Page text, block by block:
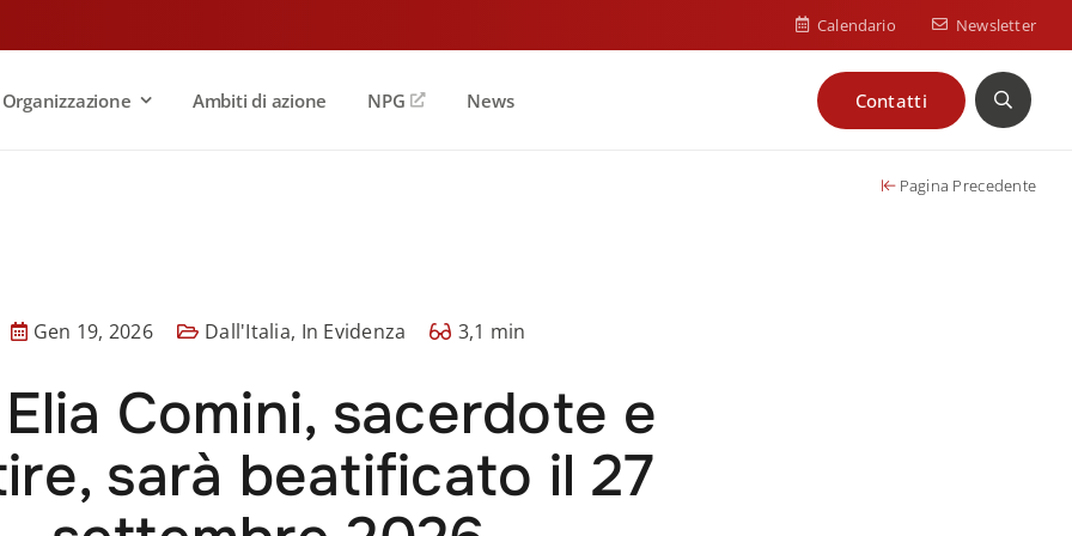
Calendario Newsletter
Organizzazione Ambiti di azione NPG News Contatti Cerca
Pagina Precedente
Gen 19, 2026 Dall'Italia, In Evidenza 3,1 min
Comini, sacerdote e
sarà beatificato il 27